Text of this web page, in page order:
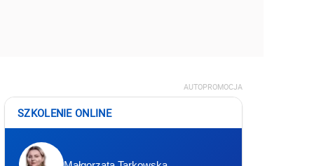
AUTOPROMOCJA
SZKOLENIE ONLINE